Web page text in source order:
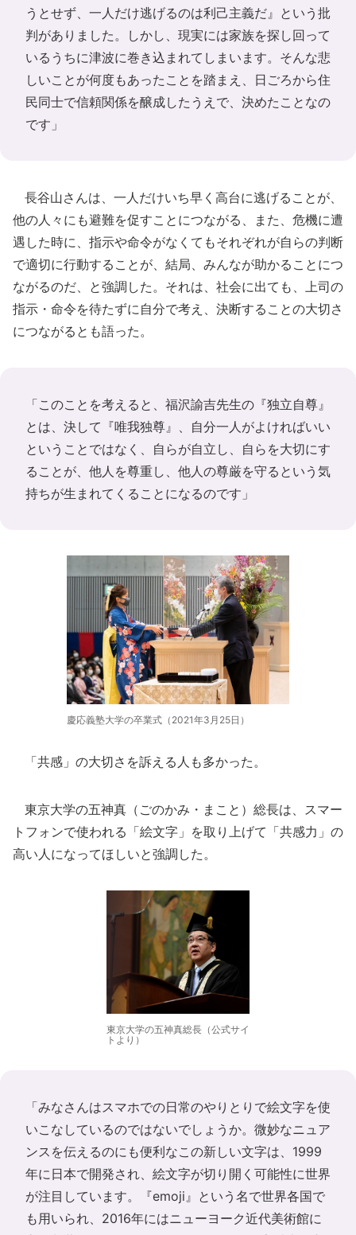
うとせず、一人だけ逃げるのは利己主義だ』という批
判がありました。しかし、現実には家族を探し回って
いるうちに津波に巻き込まれてしまいます。そんな悲
しいことが何度もあったことを踏まえ、日ごろから住
民同士で信頼関係を醸成したうえで、決めたことなの
です」
長谷山さんは、一人だけいち早く高台に逃げることが、
他の人々にも避難を促すことにつながる、また、危機に遭
遇した時に、指示や命令がなくてもそれぞれが自らの判断
で適切に行動することが、結局、みんなが助かることにつ
ながるのだ、と強調した。それは、社会に出ても、上司の
指示・命令を待たずに自分で考え、決断することの大切さ
につながるとも語った。
「このことを考えると、福沢諭吉先生の『独立自尊』
とは、決して『唯我独尊』、自分一人がよければいい
ということではなく、自らが自立し、自らを大切にす
ることが、他人を尊重し、他人の尊厳を守るという気
持ちが生まれてくることになるのです」
慶応義塾大学の卒業式（2021年3月25日）
「共感」の大切さを訴える人も多かった。
東京大学の五神真（ごのかみ・まこと）総長は、スマー
トフォンで使われる「絵文字」を取り上げて「共感力」の
高い人になってほしいと強調した。
東京大学の五神真総長（公式サイ
トより）
「みなさんはスマホでの日常のやりとりで絵文字を使
いこなしているのではないでしょうか。微妙なニュア
ンスを伝えるのにも便利なこの新しい文字は、1999
年に日本で開発され、絵文字が切り開く可能性に世界
が注目しています。『emoji』という名で世界各国で
も用いられ、2016年にはニューヨーク近代美術館に